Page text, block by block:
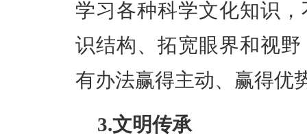
学习各种科学文化知识
识结构、拓宽眼界和视
有办法赢得主动、赢得优
3.文明传承